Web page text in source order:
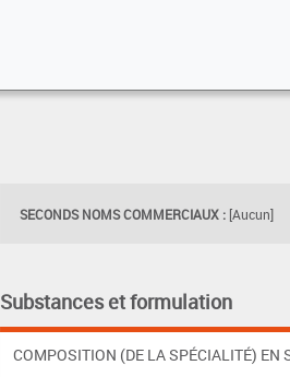
SECONDS NOMS COMMERCIAUX : [Aucun]
Substances et formulation
COMPOSITION (DE LA SPÉCIALITÉ) EN